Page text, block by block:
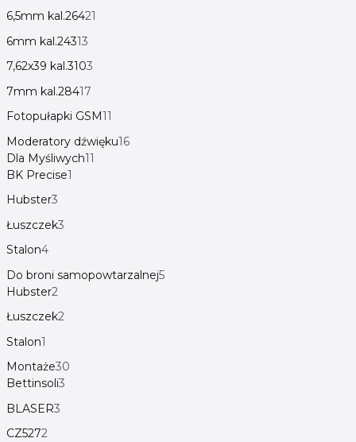
6,5mm kal.26421
6mm kal.24313
7,62x39 kal.3103
7mm kal.28417
Fotopułapki GSM11
Moderatory dźwięku16
Dla Myśliwych11
BK Precise1
Hubster3
Łuszczek3
Stalon4
Do broni samopowtarzalnej5
Hubster2
Łuszczek2
Stalon1
Montaże30
Bettinsoli3
BLASER3
CZ5272